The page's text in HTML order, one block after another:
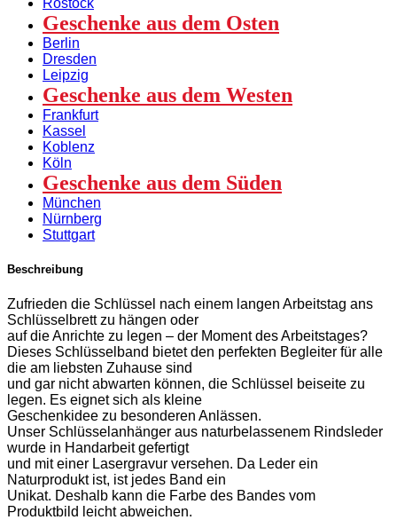
Rostock
Geschenke aus dem Osten
Berlin
Dresden
Leipzig
Geschenke aus dem Westen
Frankfurt
Kassel
Koblenz
Köln
Geschenke aus dem Süden
München
Nürnberg
Stuttgart
Beschreibung
Zufrieden die Schlüssel nach einem langen Arbeitstag ans
Schlüsselbrett zu hängen oder
auf die Anrichte zu legen – der Moment des Arbeitstages?
Dieses Schlüsselband bietet den perfekten Begleiter für alle
die am liebsten Zuhause sind
und gar nicht abwarten können, die Schlüssel beiseite zu
legen. Es eignet sich als kleine
Geschenkidee zu besonderen Anlässen.
Unser Schlüsselanhänger aus naturbelassenem Rindsleder
wurde in Handarbeit gefertigt
und mit einer Lasergravur versehen. Da Leder ein
Naturprodukt ist, ist jedes Band ein
Unikat. Deshalb kann die Farbe des Bandes vom
Produktbild leicht abweichen.